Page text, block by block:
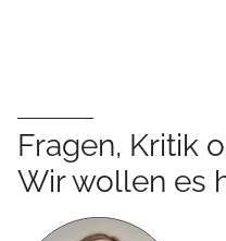
Fragen, Kritik
Wir wollen es